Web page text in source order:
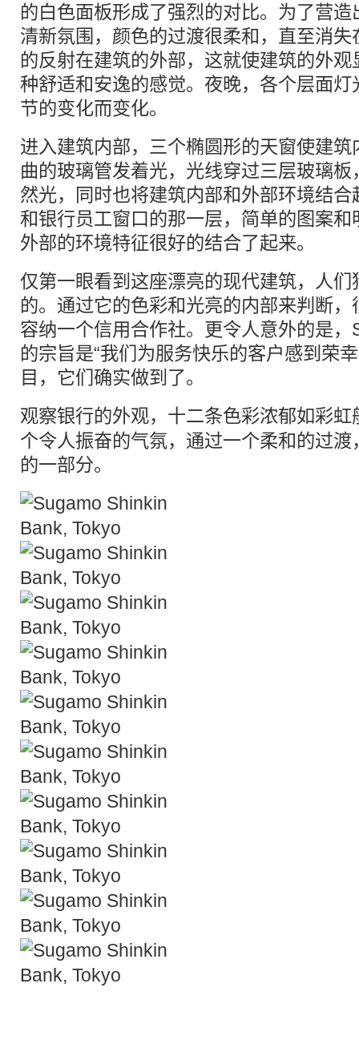
的白色面板形成了强烈的对比。为了营
清新氛围，颜色的过渡很柔和，直至消
的反射在建筑的外部，这就使建筑的外
种舒适和安逸的感觉。夜晚，各个层面
节的变化而变化。
进入建筑内部，三个椭圆形的天窗使建
曲的玻璃管发着光，光线穿过三层玻璃
然光，同时也将建筑内部和外部环境结
和银行员工窗口的那一层，简单的图案
外部的环境特征很好的结合了起来。
仅第一眼看到这座漂亮的现代建筑，人
的。通过它的色彩和光亮的内部来判断
容纳一个信用合作社。更令人意外的是
的宗旨是“我们为服务快乐的客户感到荣
目，它们确实做到了。
观察银行的外观，十二条色彩浓郁如彩虹
个令人振奋的气氛，通过一个柔和的过
的一部分。